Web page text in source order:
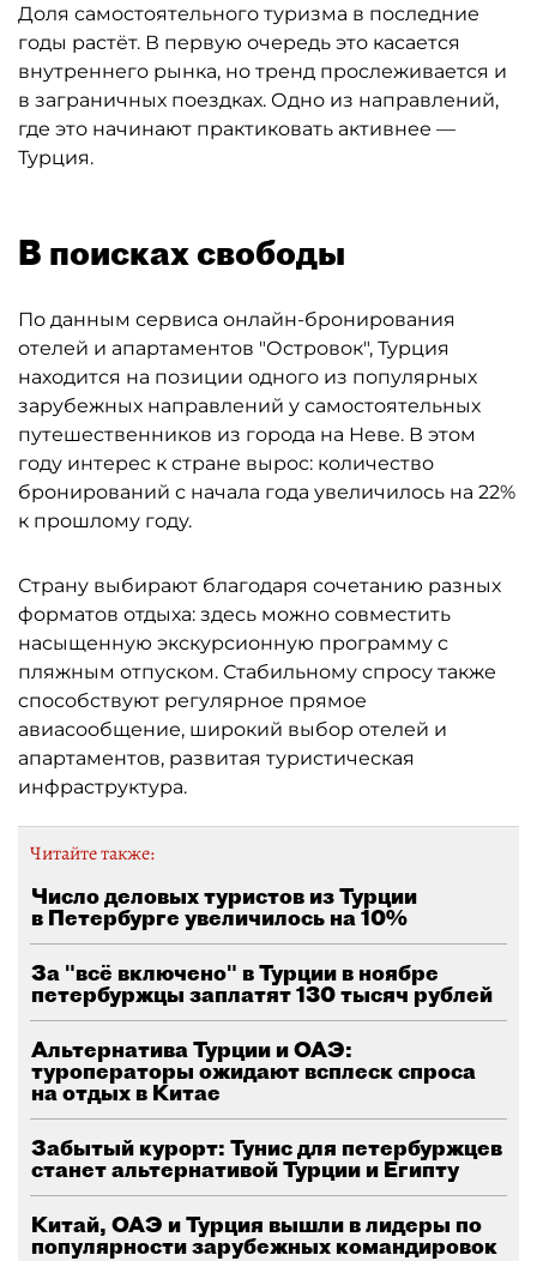
Доля самостоятельного туризма в последние
годы растёт. В первую очередь это касается
внутреннего рынка, но тренд прослеживается и
в заграничных поездках. Одно из направлений,
где это начинают практиковать активнее —
Турция.
В поисках свободы
По данным сервиса онлайн-бронирования
отелей и апартаментов "Островок", Турция
находится на позиции одного из популярных
зарубежных направлений у самостоятельных
путешественников из города на Неве. В этом
году интерес к стране вырос: количество
бронирований с начала года увеличилось на 22%
к прошлому году.
Страну выбирают благодаря сочетанию разных
форматов отдыха: здесь можно совместить
насыщенную экскурсионную программу с
пляжным отпуском. Стабильному спросу также
способствуют регулярное прямое
авиасообщение, широкий выбор отелей и
апартаментов, развитая туристическая
инфраструктура.
Читайте также:
Число деловых туристов из Турции
в Петербурге увеличилось на 10%
За "всё включено" в Турции в ноябре
петербуржцы заплатят 130 тысяч рублей
Альтернатива Турции и ОАЭ:
туроператоры ожидают всплеск спроса
на отдых в Китае
Забытый курорт: Тунис для петербуржцев
станет альтернативой Турции и Египту
Китай, ОАЭ и Турция вышли в лидеры по
популярности зарубежных командировок